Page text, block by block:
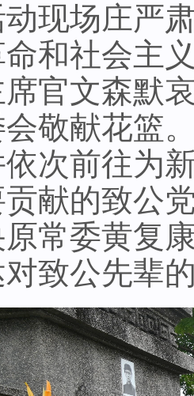
场庄严肃
和社会主
席官文森默
敬献花篮
依次前往为
献的致公
常委黄复
致公先辈